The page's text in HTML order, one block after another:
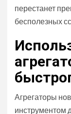
перестанет
бесполезных
Агрегаторы
инструментом